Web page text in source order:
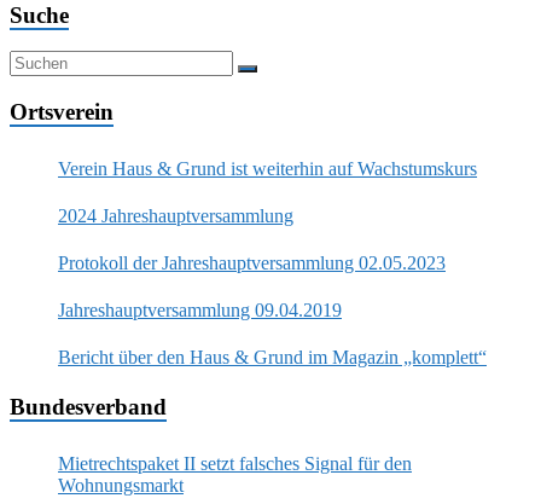
Suche
Ortsverein
Verein Haus & Grund ist weiterhin auf Wachstumskurs
2024 Jahreshauptversammlung
Protokoll der Jahreshauptversammlung 02.05.2023
Jahreshauptversammlung 09.04.2019
Bericht über den Haus & Grund im Magazin „komplett“
Bundesverband
Mietrechtspaket II setzt falsches Signal für den
Wohnungsmarkt